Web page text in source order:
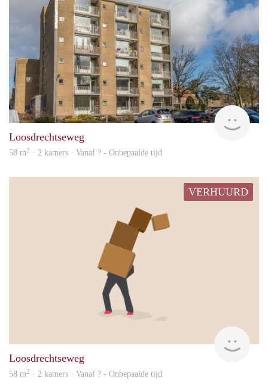
rent
Loosdrechtseweg
58 m2 · 2 kamers · Vanaf ? - Onbepaalde tijd
VERHUURD
Loosdrechtseweg
58 m2 · 2 kamers · Vanaf ? - Onbepaalde tijd